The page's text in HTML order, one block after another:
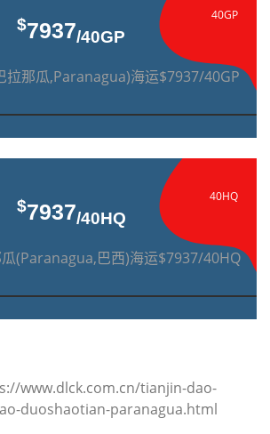
40GP
$7937/40GP
拉那瓜,Paranagua)海运$7937/40GP
40HQ
$7937/40HQ
(Paranagua,巴西)海运$7937/40HQ
www.dlck.com.cn/tianjin-dao-
duoshaotian-paranagua.html